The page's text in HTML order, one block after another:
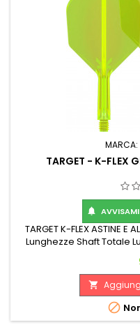
MARCA:
TARGET - K-FLEX

TARGET K-FLEX ASTINE E
Lunghezze Shaft Totale

